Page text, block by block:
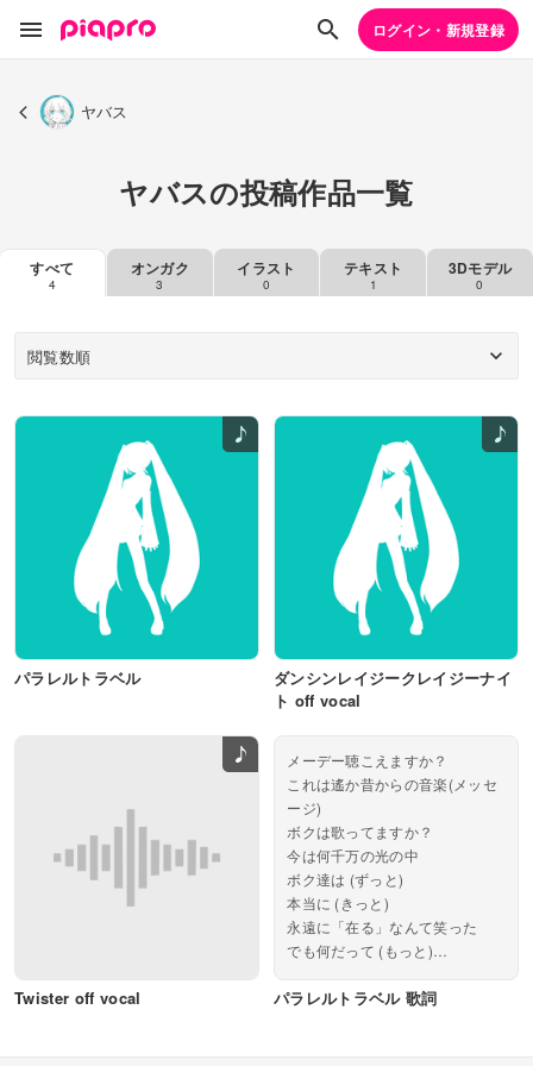
ログイン・新規登録
ヤバス
ヤバスの投稿作品一覧
すべて
4
オンガク
3
イラスト
0
テキスト
1
3Dモデル
0
閲覧数順
パラレルトラベル
ダンシンレイジークレイジーナイ
ト off vocal
Twister off vocal
メーデー聴こえますか？
これは遙か昔からの音楽(メッセ
ージ)
ボクは歌ってますか？
今は何千万の光の中
ボク達は (ずっと)
本当に (きっと)
永遠に「在る」なんて笑った
でも何だって (もっと)
感情の焦燥に駆られる？...
パラレルトラベル 歌詞